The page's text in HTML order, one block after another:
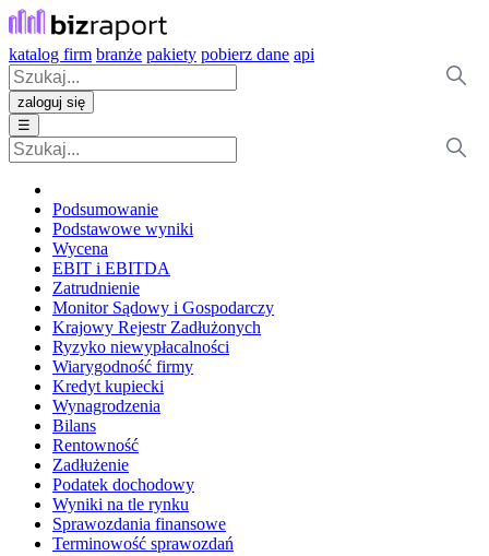
katalog firm branże pakiety pobierz dane api
zaloguj się
☰
Podsumowanie
Podstawowe wyniki
Wycena
EBIT i EBITDA
Zatrudnienie
Monitor Sądowy i Gospodarczy
Krajowy Rejestr Zadłużonych
Ryzyko niewypłacalności
Wiarygodność firmy
Kredyt kupiecki
Wynagrodzenia
Bilans
Rentowność
Zadłużenie
Podatek dochodowy
Wyniki na tle rynku
Sprawozdania finansowe
Terminowość sprawozdań